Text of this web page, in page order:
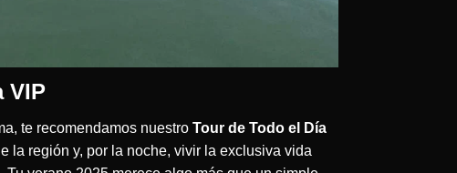
VIP
te recomendamos nuestro Tour de Todo el Día
la región y, por la noche, vivir la exclusiva vida